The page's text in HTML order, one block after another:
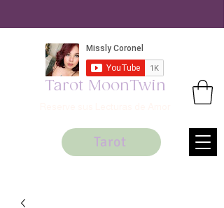
Tarot MoonTwin
Tarot